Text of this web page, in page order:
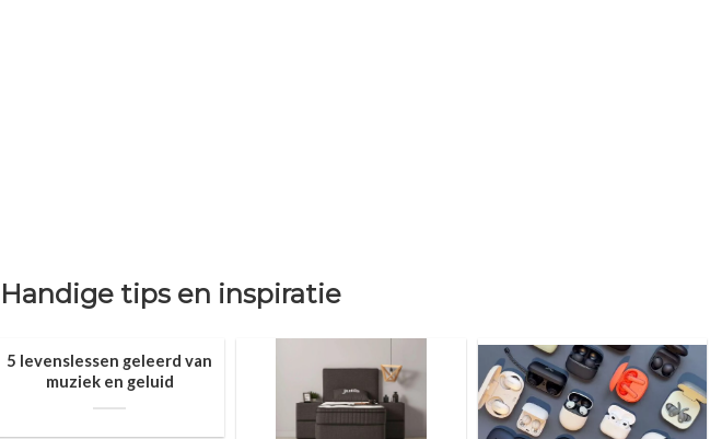
Handige tips en inspiratie
5 levenslessen geleerd van
muziek en geluid